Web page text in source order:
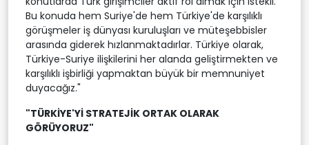
Bu konuda hem Suriye'de hem Türkiye'de karşılıklı
görüşmeler iş dünyası kuruluşları ve müteşebbisler
arasında giderek hızlanmaktadırlar. Türkiye olarak,
Türkiye-Suriye ilişkilerini her alanda geliştirmekten ve
karşılıklı işbirliği yapmaktan büyük bir memnuniyet
duyacağız."
"TÜRKİYE'Yİ STRATEJİK ORTAK OLARAK
GÖRÜYORUZ"